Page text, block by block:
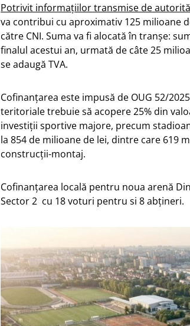
Potrivit informațiilor transmise de
va contribui cu aproximativ 125 milioane
către CNI. Suma va fi alocată în tranșe:
finalul acestui an, urmată de câte 25
se adaugă TVA.
Cofinanțarea este impusă de OUG 52/
teritoriale trebuie să acopere 25% din
investiții sportive majore, precum
la 854 de milioane de lei, dintre care 619
construcții-montaj.
Cofinanțarea locală pentru noua arenă
Sector 2 cu 18 voturi pentru si 8 abțineri.